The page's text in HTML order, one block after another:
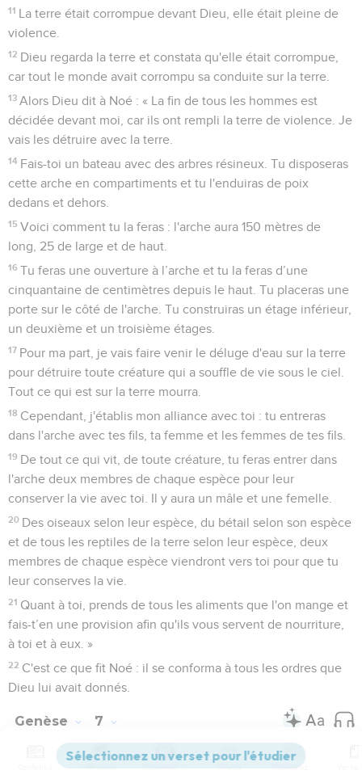
11 La terre était corrompue devant Dieu, elle était pleine de
violence.
12 Dieu regarda la terre et constata qu'elle était corrompue,
car tout le monde avait corrompu sa conduite sur la terre.
13 Alors Dieu dit à Noé : « La fin de tous les hommes est
décidée devant moi, car ils ont rempli la terre de violence. Je
vais les détruire avec la terre.
14 Fais-toi un bateau avec des arbres résineux. Tu disposeras
cette arche en compartiments et tu l'enduiras de poix
dedans et dehors.
15 Voici comment tu la feras : l'arche aura 150 mètres de
long, 25 de large et de haut.
16 Tu feras une ouverture à l’arche et tu la feras d’une
cinquantaine de centimètres depuis le haut. Tu placeras une
porte sur le côté de l'arche. Tu construiras un étage inférieur,
un deuxième et un troisième étages.
17 Pour ma part, je vais faire venir le déluge d'eau sur la terre
pour détruire toute créature qui a souffle de vie sous le ciel.
Tout ce qui est sur la terre mourra.
18 Cependant, j'établis mon alliance avec toi : tu entreras
dans l'arche avec tes fils, ta femme et les femmes de tes fils.
19 De tout ce qui vit, de toute créature, tu feras entrer dans
l'arche deux membres de chaque espèce pour leur
conserver la vie avec toi. Il y aura un mâle et une femelle.
20 Des oiseaux selon leur espèce, du bétail selon son espèce
et de tous les reptiles de la terre selon leur espèce, deux
membres de chaque espèce viendront vers toi pour que tu
leur conserves la vie.
21 Quant à toi, prends de tous les aliments que l'on mange et
fais-t’en une provision afin qu'ils vous servent de nourriture,
à toi et à eux. »
22 C'est ce que fit Noé : il se conforma à tous les ordres que
Dieu lui avait donnés.
Genèse 7
Versions Commentaires Strong